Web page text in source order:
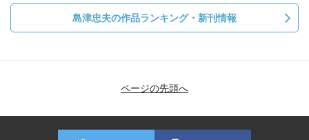
島津忠夫の作品ランキング・新刊情報
ページの先頭へ